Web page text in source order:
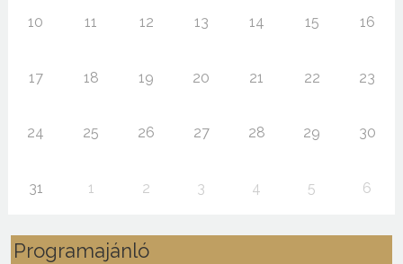
10 11 12 13 14 15 16
17 18 19 20 21 22 23
24 25 26 27 28 29 30
31 1 2 3 4 5 6
Programajánló